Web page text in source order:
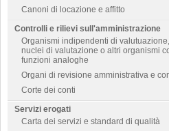
Canoni di locazione e affitto
Controlli e rilievi sull'amministrazione
Organismi indipendenti di valutuazione,
nuclei di valutazione o altri organismi
funzioni analoghe
Organi di revisione amministrativa e
Corte dei conti
Servizi erogati
Carta dei servizi e standard di qualità